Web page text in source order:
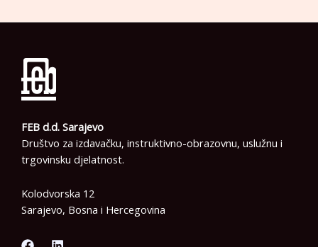
FEB d.d. Sarajevo
Društvo za izdavačku, instruktivno-obrazovnu, uslužnu i
trgovinsku djelatnost.
Kolodvorska 12
Sarajevo, Bosna i Hercegovina